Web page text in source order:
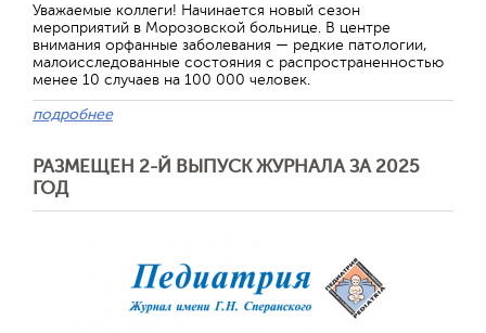
Уважаемые коллеги! Начинается новый сезон
мероприятий в Морозовской больнице. В центре
внимания орфанные заболевания — редкие патологии,
малоисследованные состояния с распространенностью
менее 10 случаев на 100 000 человек.
подробнее
РАЗМЕЩЕН 2-Й ВЫПУСК ЖУРНАЛА ЗА 2025
ГОД